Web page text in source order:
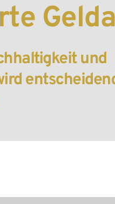
und